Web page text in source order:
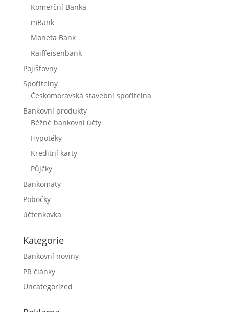
Komerční Banka
mBank
Moneta Bank
Raiffeisenbank
Pojišťovny
Spořitelny
Českomoravská stavební spořitelna
Bankovní produkty
Běžné bankovní účty
Hypotéky
Kreditní karty
Půjčky
Bankomaty
Pobočky
účtenkovka
Kategorie
Bankovní noviny
PR články
Uncategorized